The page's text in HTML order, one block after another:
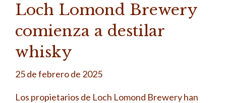
Loch Lomond Brewery
comienza a destilar
whisky
25 de febrero de 2025
Los propietarios de Loch Lomond Brewery han